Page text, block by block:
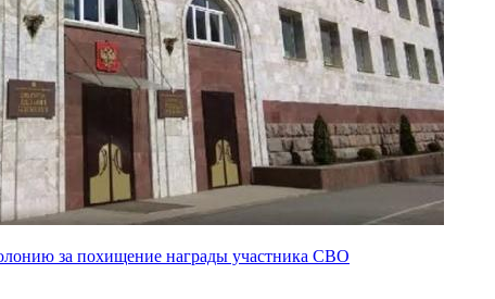
за похищение награды участника СВО